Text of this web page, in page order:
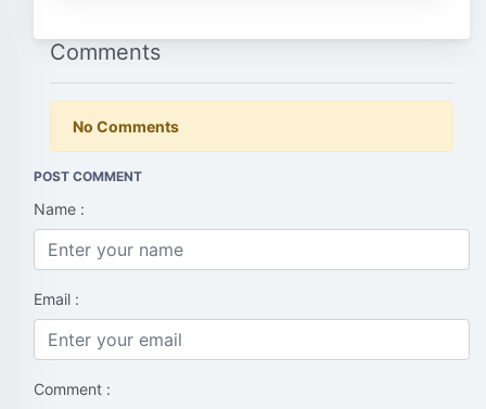
Comments
No Comments
POST COMMENT
Name :
Email :
Comment :